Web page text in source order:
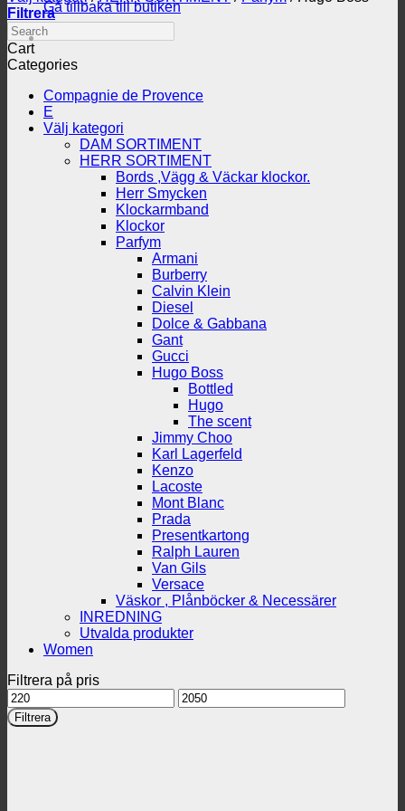
Gå tillbaka till butiken
Filtrera
Search
Cart
Categories
Compagnie de Provence
E
Välj kategori
DAM SORTIMENT
HERR SORTIMENT
Bords ,Vägg & Väckar klockor.
Herr Smycken
Klockarmband
Klockor
Parfym
Armani
Burberry
Calvin Klein
Diesel
Dolce & Gabbana
Gant
Gucci
Hugo Boss
Bottled
Hugo
The scent
Jimmy Choo
Karl Lagerfeld
Kenzo
Lacoste
Mont Blanc
Prada
Presentkartong
Ralph Lauren
Van Gils
Versace
Väskor , Plånböcker & Necessärer
INREDNING
Utvalda produkter
Women
Filtrera på pris
Min
pris
Max
pris
Filtrera